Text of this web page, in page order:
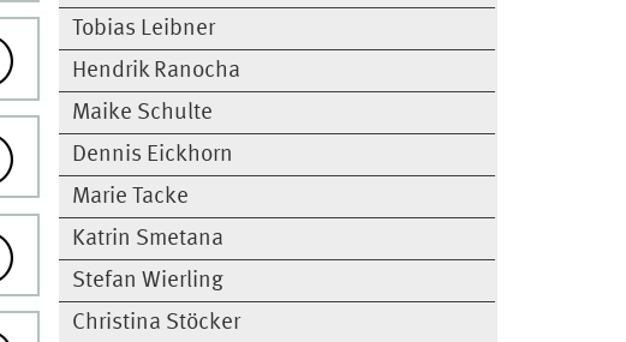
Tobias Leibner
Hendrik Ranocha
Maike Schulte
Dennis Eickhorn
Marie Tacke
Katrin Smetana
Stefan Wierling
Christina Stöcker